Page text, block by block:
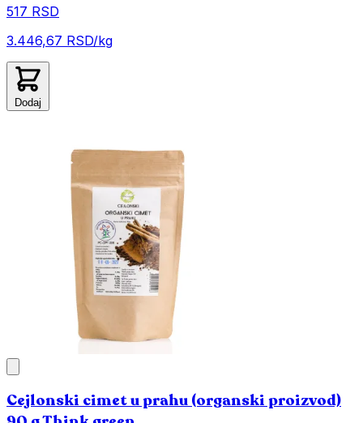
517 RSD
3.446,67 RSD/kg
Dodaj
Cejlonski cimet u prahu (organski proizvod)